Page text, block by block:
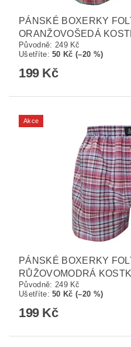
PÁNSKÉ BOXERKY
ORANŽOVOŠEDÁ
Původně: 249 Kč
Ušetříte:50 Kč (–20 %)
199 Kč
Akce
PÁNSKÉ BOXERKY
RŮŽOVOMODRÁ
Původně: 249 Kč
Ušetříte:50 Kč (–20 %)
199 Kč